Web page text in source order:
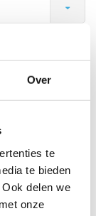
Over
te
te bieden
delen we
onzevoor